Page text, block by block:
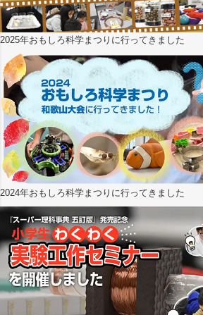
2025年おもしろ科学まつりに行ってきました
2024年おもしろ科学まつりに行ってきました